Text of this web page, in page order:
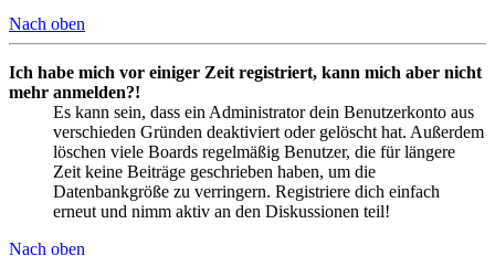
Nach oben
Ich habe mich vor einiger Zeit registriert, kann mich aber nicht
mehr anmelden?!
Es kann sein, dass ein Administrator dein Benutzerkonto aus
verschieden Gründen deaktiviert oder gelöscht hat. Außerdem
löschen viele Boards regelmäßig Benutzer, die für längere
Zeit keine Beiträge geschrieben haben, um die
Datenbankgröße zu verringern. Registriere dich einfach
erneut und nimm aktiv an den Diskussionen teil!
Nach oben